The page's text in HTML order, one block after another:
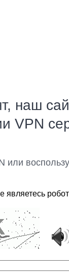
наш
VPN
или
являетесь